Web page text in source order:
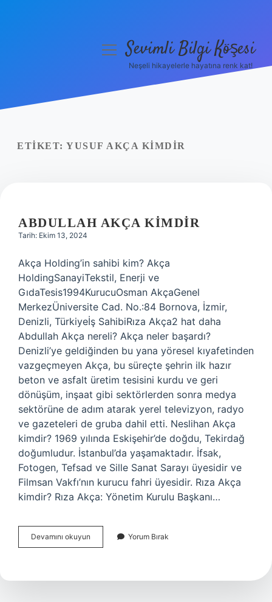
Yasal Uyarı
menüyüSevimli Bilgi Köşesi
Neşeli hikayelerle hayatına renk kat!
ETIKET: YUSUF AKÇA KIMDIR
ABDULLAH AKÇA KIMDIR
Tarih: Ekim 13, 2024
Akça Holding’in sahibi kim? Akça
HoldingSanayiTekstil, Enerji ve
GıdaTesis1994KurucuOsman AkçaGenel
MerkezÜniversite Cad. No.:84 Bornova, İzmir,
Denizli, Türkiyeİş SahibiRıza Akça2 hat daha
Abdullah Akça nereli? Akça neler başardı?
Denizli’ye geldiğinden bu yana yöresel kıyafetinden
vazgeçmeyen Akça, bu süreçte şehrin ilk hazır
beton ve asfalt üretim tesisini kurdu ve geri
dönüşüm, inşaat gibi sektörlerden sonra medya
sektörüne de adım atarak yerel televizyon, radyo
ve gazeteleri de gruba dahil etti. Neslihan Akça
kimdir? 1969 yılında Eskişehir’de doğdu, Tekirdağ
doğumludur. İstanbul’da yaşamaktadır. İfsak, ​​​​​​​​
Fotogen, Tefsad ve Sille Sanat Sarayı üyesidir ve
Filmsan Vakfı’nın kurucu fahri üyesidir. Rıza Akça
kimdir? Rıza Akça: Yönetim Kurulu Başkanı…
Devamını okuyun Abdullah
Akça
Yorum Bırak